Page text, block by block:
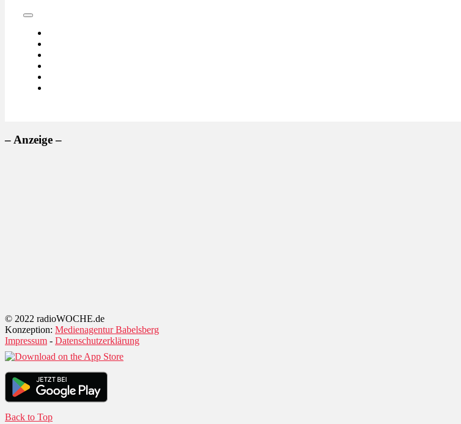
– Anzeige –
© 2022 radioWOCHE.de
Konzeption: Medienagentur Babelsberg
Impressum - Datenschutzerklärung
Back to Top